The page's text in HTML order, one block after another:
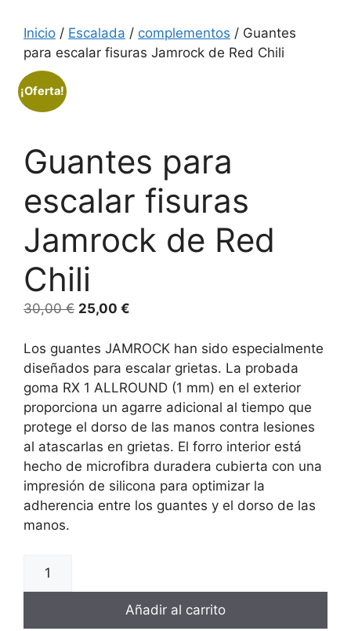
Inicio / Escalada / complementos / Guantes
para escalar fisuras Jamrock de Red Chili
¡Oferta!
Guantes para
escalar fisuras
Jamrock de Red
Chili
30,00€ El
original
era:
30,00 €.
25,00 €
actual
es:
25,00 €.
Los guantes JAMROCK han sido especialmente
diseñados para escalar grietas. La probada
goma RX 1 ALLROUND (1 mm) en el exterior
proporciona un agarre adicional al tiempo que
protege el dorso de las manos contra lesiones
al atascarlas en grietas. El forro interior está
hecho de microfibra duradera cubierta con una
impresión de silicona para optimizar la
adherencia entre los guantes y el dorso de las
manos.
Guantes
Añadir al carrito